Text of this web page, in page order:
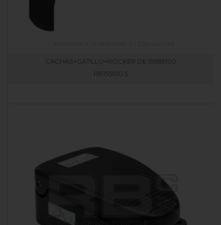
CACHAS+GATILLO+ROCKER DE 15589100
RB155100.5